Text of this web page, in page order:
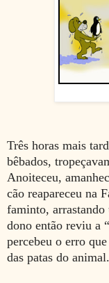
Três horas mais
bêbados,
Anoiteceu,
cão reapareceu na
faminto, arrastando
dono então reviu a
percebeu o erro
das patas do animal.